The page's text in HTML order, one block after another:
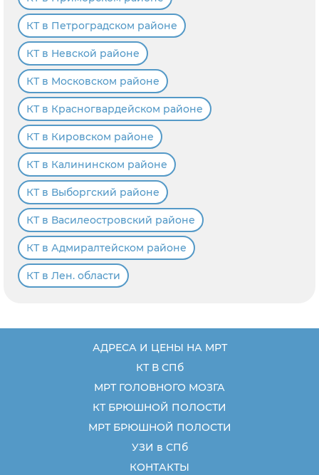
КТ в Петроградском районе
КТ в Невской районе
КТ в Московском районе
КТ в Красногвардейском районе
КТ в Кировском районе
КТ в Калининском районе
КТ в Выборгский районе
КТ в Василеостровский районе
КТ в Адмиралтейском районе
КТ в Лен. области
АДРЕСА И ЦЕНЫ НА МРТ
КТ В СПб
МРТ ГОЛОВНОГО МОЗГА
КТ БРЮШНОЙ ПОЛОСТИ
МРТ БРЮШНОЙ ПОЛОСТИ
УЗИ в СПб
КОНТАКТЫ